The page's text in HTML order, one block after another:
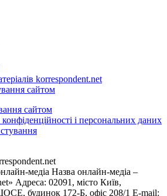
korrespondent.net
сайтом
сайтом
і персональних даних
медіа Назва онлайн-медіа –
Адреса: 02091, місто Київ,
будинок 172-Б, офіс 208/1 E-mail: